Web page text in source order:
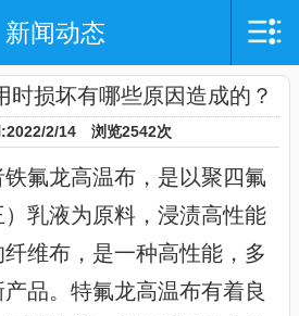
网站导航
网站首页
企业概况
产品中心
新闻动态
产品应用
新闻动态
时损坏有哪些原因造成的？
:2022/2/14 浏览2542次
氟龙高温布，是以聚四氟
乳液为原料，浸渍高性能
维布，是一种高性能，多
品。特氟龙高温布有着良